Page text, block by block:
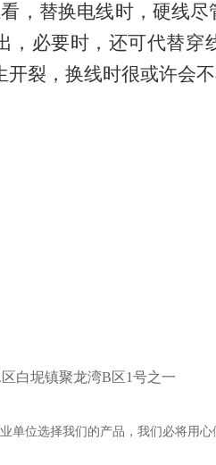
看，替换电线时，硬线
，必要时，还可代替穿
开裂，换线时很或许会
白坭镇聚龙湾B区1号之一
单位选择我们的产品，我们必将用心